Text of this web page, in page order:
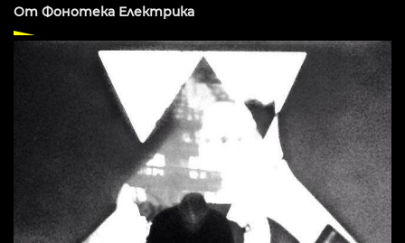
От Фонотека Електрика